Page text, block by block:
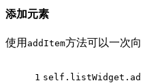
添加元素
使用 addItem方法可以一次
1